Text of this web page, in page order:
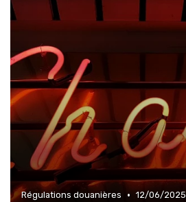
Régulations douanières • 12/06/2025